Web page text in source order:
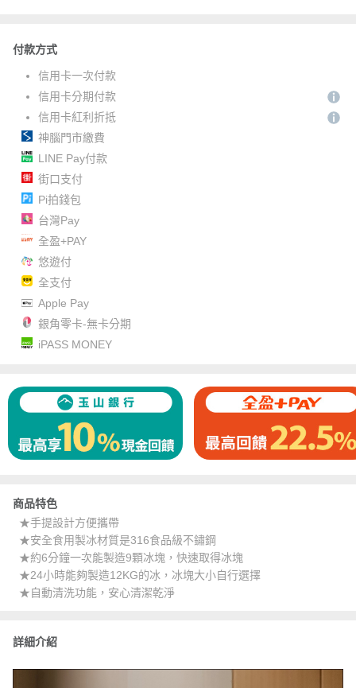
付款方式
信用卡一次付款
信用卡分期付款
信用卡紅利折抵
神腦門市繳費
LINE Pay付款
街口支付
Pi拍錢包
台灣Pay
全盈+PAY
悠遊付
全支付
Apple Pay
銀角零卡-無卡分期
iPASS MONEY
商品特色
★手提設計方便攜帶
★安全食用製冰材質是316食品級不鏽鋼
★約6分鐘一次能製造9顆冰塊，快速取得冰塊
★24小時能夠製造12KG的冰，冰塊大小自行選擇
★自動清洗功能，安心清潔乾淨
詳細介紹